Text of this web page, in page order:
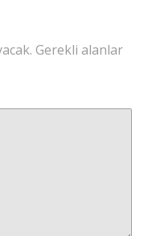
Gerekli alanlar